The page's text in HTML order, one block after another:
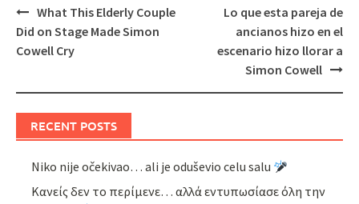
Post
navigation
What This Elderly Couple
Did on Stage Made Simon
Cowell Cry
Lo que esta pareja de
ancianos hizo en el
escenario hizo llorar a
Simon Cowell
RECENT POSTS
Niko nije očekivao… ali je oduševio celu salu
Κανείς δεν το περίμενε… αλλά εντυπωσίασε όλη την